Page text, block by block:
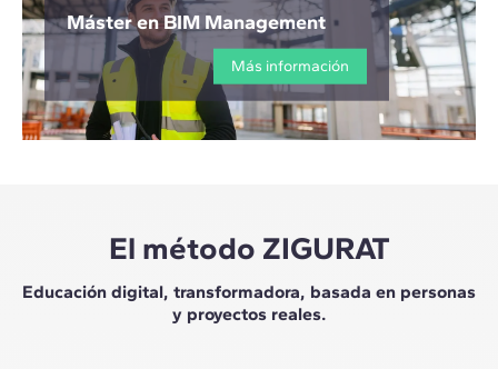
Máster en BIM Management
Más información
El método ZIGURAT
Educación digital, transformadora, basada en personas
y proyectos reales.